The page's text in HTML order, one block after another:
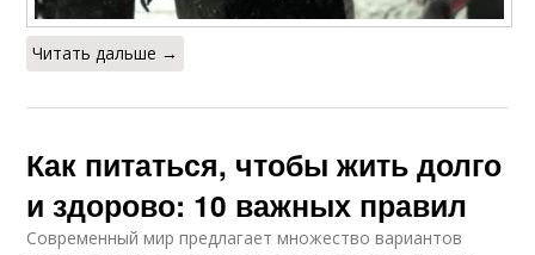
Читать дальше →
Как питаться, чтобы жить долго
и здорово: 10 важных правил
Современный мир предлагает множество вариантов